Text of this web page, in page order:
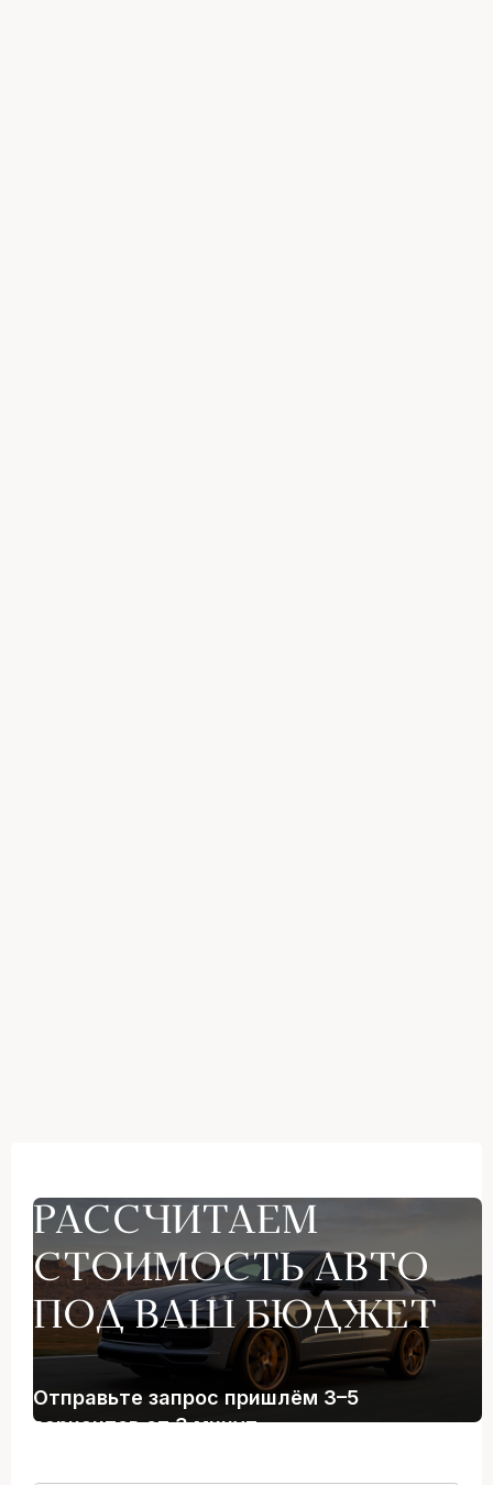
РАССЧИТАЕМ
СТОИМОСТЬ АВТО
ПОД ВАШ БЮДЖЕТ
Отправьте запрос пришлём 3–5
вариантов от 3 минут